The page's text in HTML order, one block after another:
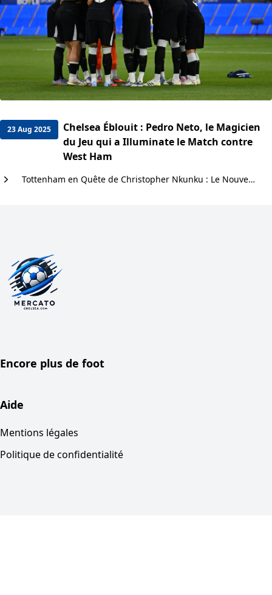
23 Aug 2025
Chelsea Éblouit : Pedro Neto, le Magicien
du Jeu qui a Illuminate le Match contre
West Ham
Tottenham en Quête de Christopher Nkunku : Le Nouveau Trésor de l'Attaque
Encore plus de foot
Aide
Mentions légales
Politique de confidentialité